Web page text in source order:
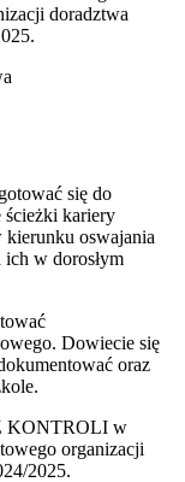
doradztwa
się do
kariery
oswajania
w dorosłym
Dowiecie się
oraz
KONTROLI w
organizacji
2025.